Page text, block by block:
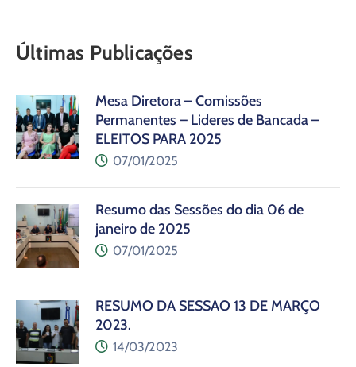
Últimas Publicações
Mesa Diretora – Comissões
Permanentes – Lideres de Bancada –
ELEITOS PARA 2025
07/01/2025
Resumo das Sessões do dia 06 de
janeiro de 2025
07/01/2025
RESUMO DA SESSÃO 13 DE MARÇO
2023.
14/03/2023